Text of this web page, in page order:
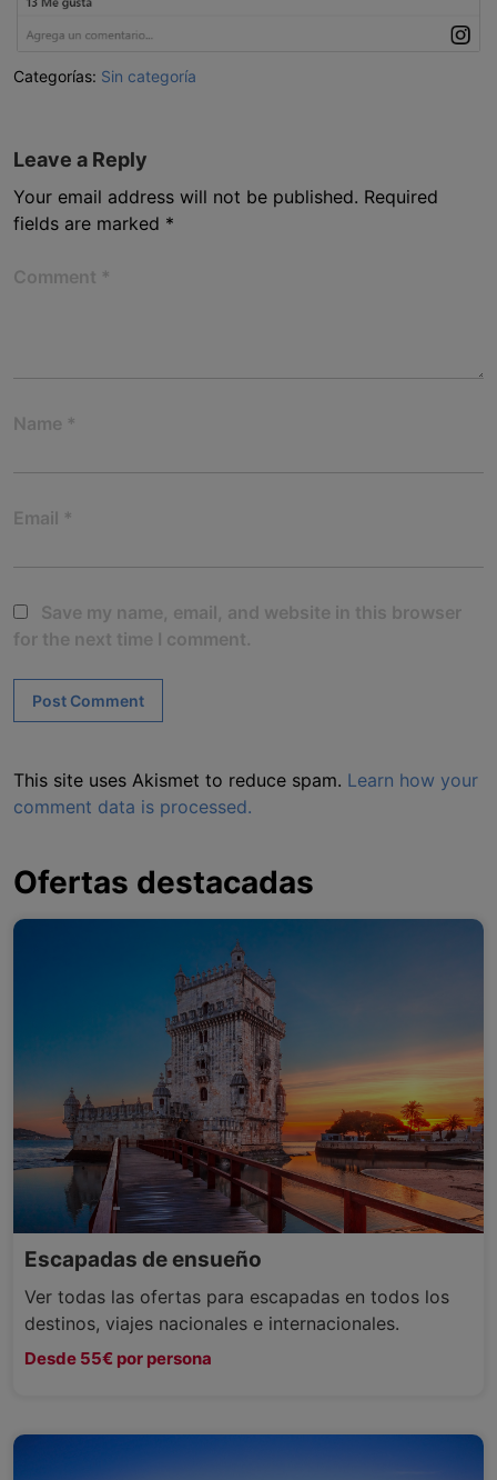
Categorías: Sin categoría
Leave a Reply
Your email address will not be published. Required
fields are marked *
Comment *
Name *
Email *
Save my name, email, and website in this browser
for the next time I comment.
This site uses Akismet to reduce spam. Learn how your
comment data is processed.
Ofertas destacadas
Escapadas de ensueño
Ver todas las ofertas para escapadas en todos los
destinos, viajes nacionales e internacionales.
Desde 55€ por persona